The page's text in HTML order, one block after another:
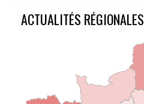
ACTUALITÉS RÉGIONALES